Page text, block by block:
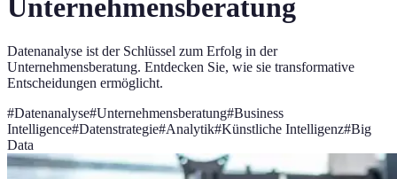
Unternehmensberatung
Datenanalyse ist der Schlüssel zum Erfolg in der
Unternehmensberatung. Entdecken Sie, wie sie transformative
Entscheidungen ermöglicht.
#Datenanalyse#Unternehmensberatung#Business
Intelligence#Datenstrategie#Analytik#Künstliche Intelligenz#Big
Data